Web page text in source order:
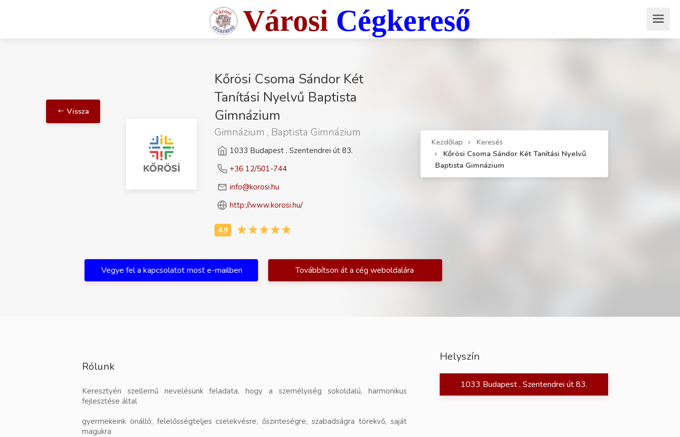
Városi Cégkereső
Vissza
Kőrösi Csoma Sándor Két
Tanítási Nyelvű Baptista
Gimnázium
Gimnázium , Baptista Gimnázium
1033 Budapest , Szentendrei út 83.
+36 12/501-744
info@korosi.hu
http://www.korosi.hu/
Kezdőlap
Keresés
Kőrösi Csoma Sándor Két Tanítási Nyelvű
Baptista Gimnázium
Vegye fel a kapcsolatot most e-mailben Továbbítson át a cég weboldalára
Rólunk
Keresztyén szellemű nevelésünk feladata, hogy a személyiség sokoldalú, harmonikus
fejlesztése által
gyermekeink önálló, felelősségteljes cselekvésre, őszinteségre, szabadságra törekvő, saját
magukra
Helyszín
1033 Budapest , Szentendrei út 83.